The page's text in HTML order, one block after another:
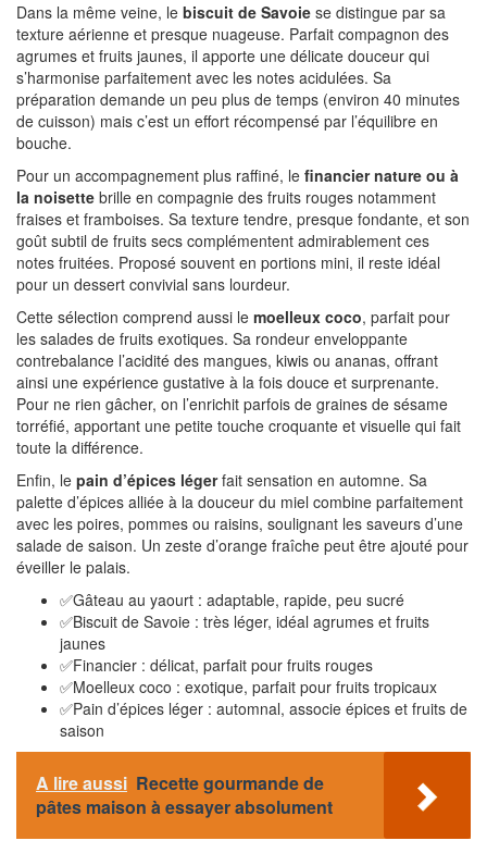
Dans la même veine, le biscuit de Savoie se distingue par sa
texture aérienne et presque nuageuse. Parfait compagnon des
agrumes et fruits jaunes, il apporte une délicate douceur qui
s’harmonise parfaitement avec les notes acidulées. Sa
préparation demande un peu plus de temps (environ 40 minutes
de cuisson) mais c’est un effort récompensé par l’équilibre en
bouche.
Pour un accompagnement plus raffiné, le financier nature ou à
la noisette brille en compagnie des fruits rouges notamment
fraises et framboises. Sa texture tendre, presque fondante, et son
goût subtil de fruits secs complémentent admirablement ces
notes fruitées. Proposé souvent en portions mini, il reste idéal
pour un dessert convivial sans lourdeur.
Cette sélection comprend aussi le moelleux coco, parfait pour
les salades de fruits exotiques. Sa rondeur enveloppante
contrebalance l’acidité des mangues, kiwis ou ananas, offrant
ainsi une expérience gustative à la fois douce et surprenante.
Pour ne rien gâcher, on l’enrichit parfois de graines de sésame
torréfié, apportant une petite touche croquante et visuelle qui fait
toute la différence.
Enfin, le pain d’épices légerfait sensation en automne. Sa
palette d’épices alliée à la douceur du miel combine parfaitement
avec les poires, pommes ou raisins, soulignant les saveurs d’une
salade de saison. Un zeste d’orange fraîche peut être ajouté pour
éveiller le palais.
✅Gâteau au yaourt : adaptable, rapide, peu sucré
✅Biscuit de Savoie : très léger, idéal agrumes et fruits
jaunes
✅Financier : délicat, parfait pour fruits rouges
✅Moelleux coco : exotique, parfait pour fruits tropicaux
✅Pain d’épices léger : automnal, associe épices et fruits de
saison
A lire aussi Recette gourmande de
pâtes maison à essayer absolument